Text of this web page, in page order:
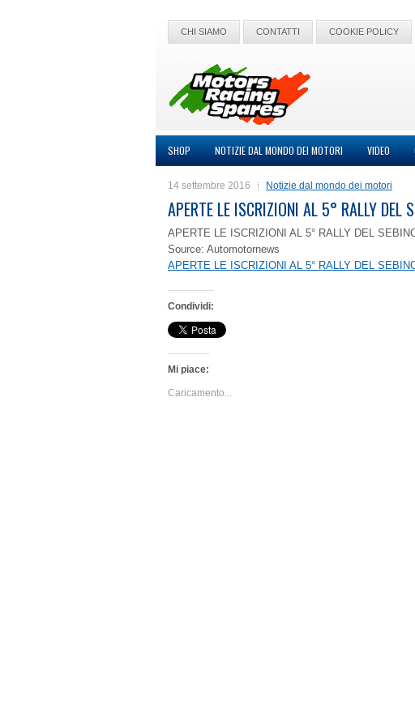
CHI SIAMO CONTATTI COOKIE POLICY
SHOP NOTIZIE DAL MONDO DEI MOTORI VIDEO
14 settembre 2016 Notizie dal mondo dei motori
APERTE LE ISCRIZIONI AL 5° RALLY DEL
APERTE LE ISCRIZIONI AL 5° RALLY DEL
Source: Automotornews
APERTE LE ISCRIZIONI AL 5° RALLY DEL
Condividi:
Mi piace:
Caricamento...